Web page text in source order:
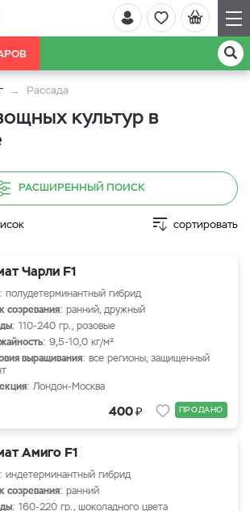
Рассада
культур в
РАСШИРЕННЫЙ ПОИСК
сортировать
Чарли F1
: полудетерминантный гибрид
созревания: ранний, дружный
: 110-240 гр., розовые
: 9,5-10,0 кг/м²
выращивания: все регионы, защищенный
: Лондон-Москва
400₽ ПРОДАНО
Амиго F1
: индетерминантный гибрид
созревания: ранний
: 160-220 гр., шоколадного цвета